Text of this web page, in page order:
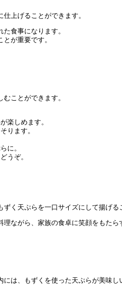
上げることができます。
食事になります。
が重要です。
ことができます。
楽しめます。
ります。
に。
うぞ。
く天ぷらを一口サイズにして揚げる
ながら、家族の食卓に笑顔をもたら
は、もずくを使った天ぷらが美味し